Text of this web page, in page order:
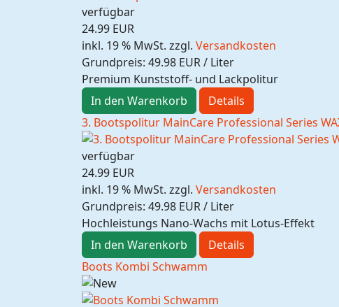
verfügbar
24.99 EUR
inkl. 19 % MwSt. zzgl. Versandkosten
Grundpreis: 49.98 EUR / Liter
Premium Kunststoff- und Lackpolitur
In den Warenkorb
Details
3. Bootspolitur MainCare Professional Series
verfügbar
24.99 EUR
inkl. 19 % MwSt. zzgl. Versandkosten
Grundpreis: 49.98 EUR / Liter
Hochleistungs Nano-Wachs mit Lotus-Effekt
In den Warenkorb
Details
Boots Kombi Schwamm